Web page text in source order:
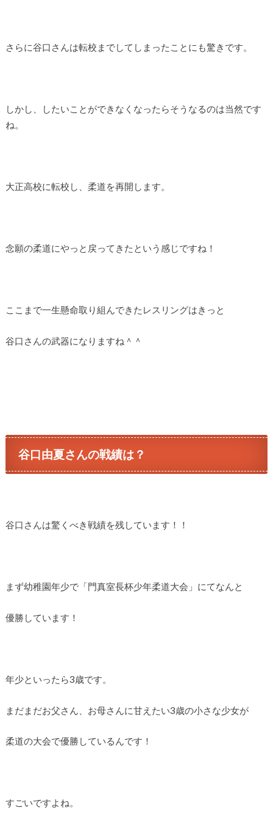
さらに谷口さんは転校までしてしまったことにも驚きです。
しかし、したいことができなくなったらそうなるのは当然です
ね。
大正高校に転校し、柔道を再開します。
念願の柔道にやっと戻ってきたという感じですね！
ここまで一生懸命取り組んできたレスリングはきっと
谷口さんの武器になりますね＾＾
谷口由夏さんの戦績は？
谷口さんは驚くべき戦績を残しています！！
まず幼稚園年少で「門真室長杯少年柔道大会」にてなんと
優勝しています！
年少といったら3歳です。
まだまだお父さん、お母さんに甘えたい3歳の小さな少女が
柔道の大会で優勝しているんです！
すごいですよね。